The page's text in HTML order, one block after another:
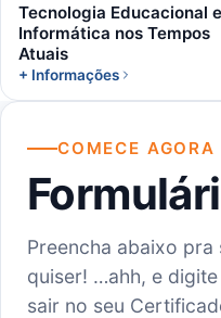
Tecnologia Educacional
Informática nos Tempos
Atuais
+ Informações
COMECE
Preencha abaixo
quiser! …ahh, e
sair no seu